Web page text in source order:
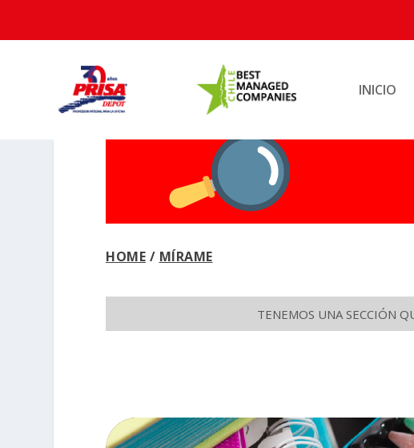
INICIO
HOME / MÍRAME
TENEMOS UNA SECCIÓN